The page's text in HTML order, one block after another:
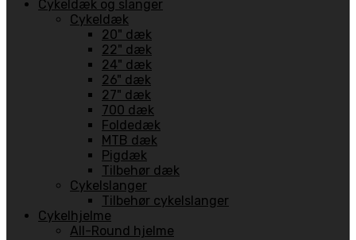
Cykeldæk og slanger
Cykeldæk
20" dæk
22" dæk
24" dæk
26" dæk
27" dæk
700 dæk
Foldedæk
MTB dæk
Pigdæk
Tilbehør dæk
Cykelslanger
Tilbehør cykelslanger
Cykelhjelme
All-Round hjelme